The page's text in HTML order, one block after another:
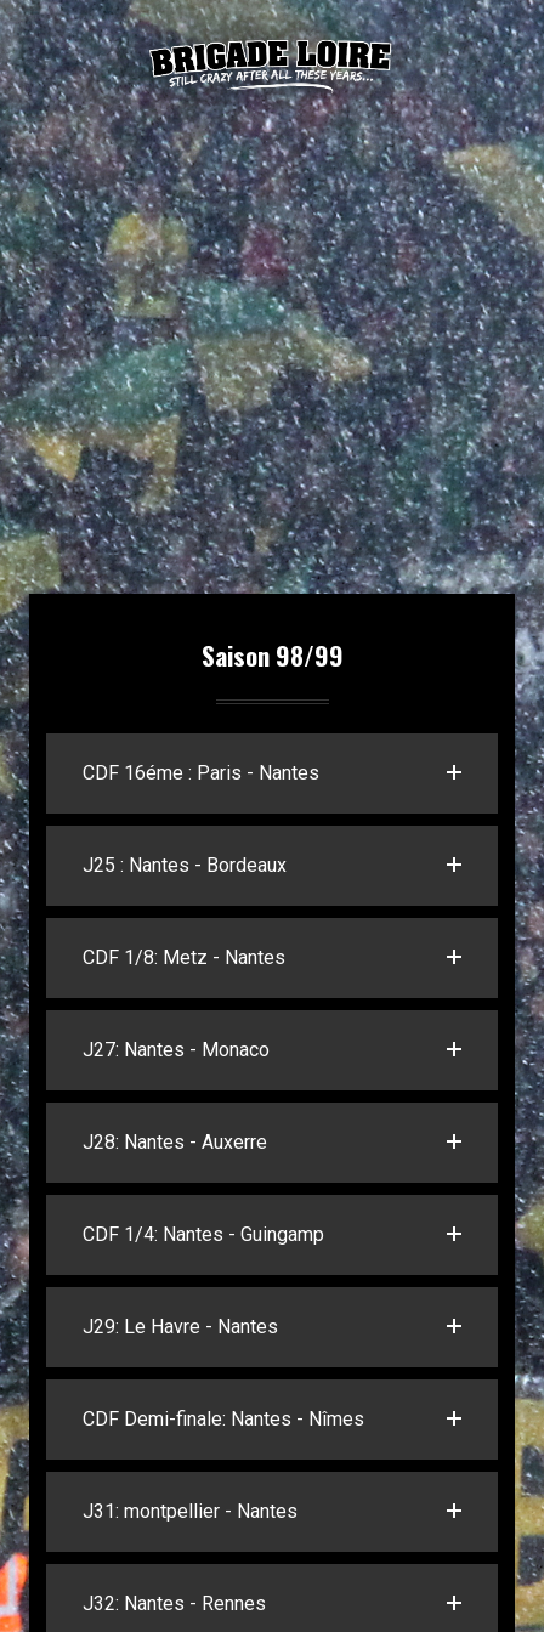
Saison 98/99
CDF 16éme : Paris - Nantes
J25 : Nantes - Bordeaux
CDF 1/8: Metz - Nantes
J27: Nantes - Monaco
J28: Nantes - Auxerre
CDF 1/4: Nantes - Guingamp
J29: Le Havre - Nantes
CDF Demi-finale: Nantes - Nîmes
J31: montpellier - Nantes
J32: Nantes - Rennes